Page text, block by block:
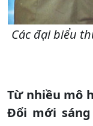
Các đại biểu
Từ nhiều mô
Đổi mới